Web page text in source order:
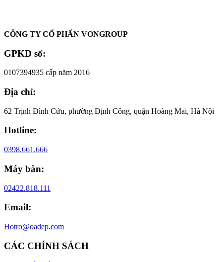
CÔNG TY CỔ PHẨN VONGROUP
GPKD số:
0107394935 cấp năm 2016
Địa chỉ:
62 Trịnh Đình Cửu, phường Định Công, quận Hoàng Mai, Hà Nội
Hotline:
0398.661.666
Máy bàn:
02422.818.111
Email:
Hotro@oadep.com
CÁC CHÍNH SÁCH